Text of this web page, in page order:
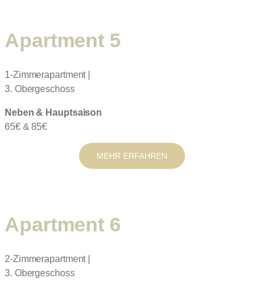
Apartment 5
1-Zimmerapartment |
3. Obergeschoss
Neben & Hauptsaison
65€ & 85€
MEHR ERFAHREN
Apartment 6
2-Zimmerapartment |
3. Obergeschoss